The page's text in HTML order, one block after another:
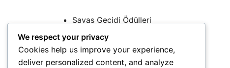
Savaş Geçidi Ödülleri
Twitch Drops Ödülleri
Ubisoft Connect Mücadele Ödülleri
We respect your privacy
Cookies help us improve your experience,
deliver personalized content, and analyze